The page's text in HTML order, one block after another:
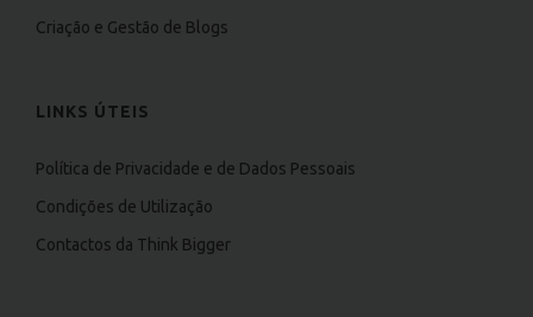
Criação e Gestão de Blogs
LINKS ÚTEIS
Política de Privacidade e de Dados Pessoais
Condições de Utilização
Contactos da Think Bigger